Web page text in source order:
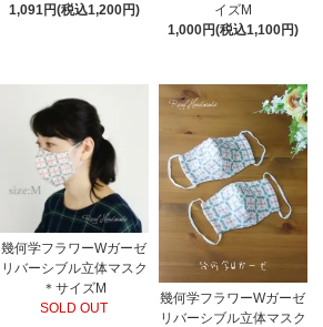
1,091円(税込1,200円)
イズM
1,000円(税込1,100円)
幾何学フラワーWガーゼ
リバーシブル立体マスク
＊サイズM
SOLD OUT
幾何学フラワーWガーゼ
リバーシブル立体マスク